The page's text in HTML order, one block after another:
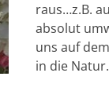
raus…z.B.
absolut
uns auf
in die